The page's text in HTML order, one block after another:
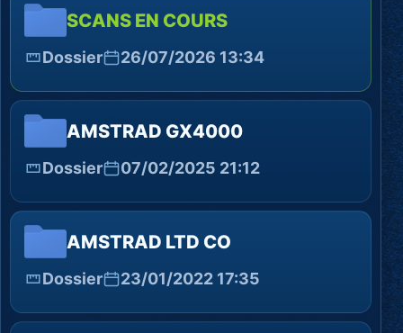
SCANS EN COURS
Dossier 26/07/2026 13:34
AMSTRAD GX4000
Dossier 07/02/2025 21:12
AMSTRAD LTD CO
Dossier 23/01/2022 17:35